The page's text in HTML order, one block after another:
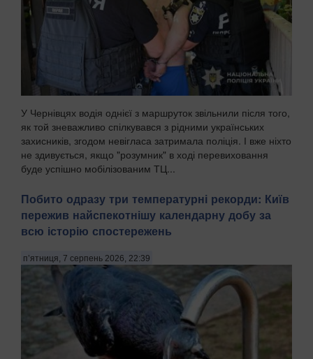
У Чернівцях водія однієї з маршруток звільнили після того,
як той зневажливо спілкувався з рідними українських
захисників, згодом невігласа затримала поліція. І вже ніхто
не здивується, якщо "розумник" в ході перевиховання
буде успішно мобілізованим ТЦ...
Побито одразу три температурні рекорди: Київ
пережив найспекотнішу календарну добу за
всю історію спостережень
п’ятниця, 7 серпень 2026, 22:39